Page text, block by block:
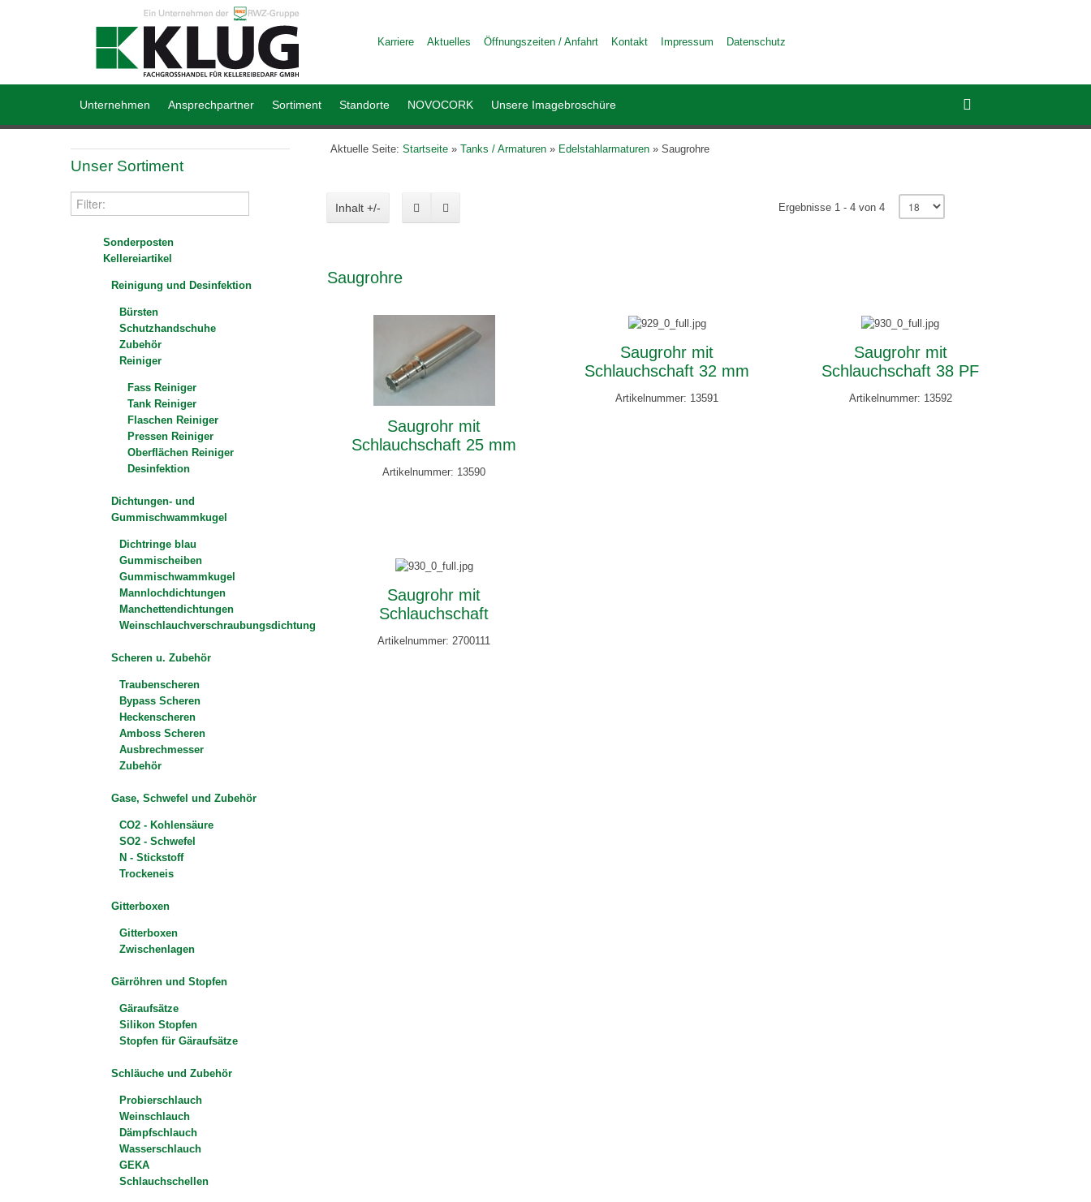
Karriere Aktuelles Öffnungszeiten / Anfahrt Kontakt Impressum Datenschutz
Unternehmen Ansprechpartner Sortiment Standorte NOVOCORK Unsere Imagebroschüre
Unser Sortiment
Sonderposten
Kellereiartikel
Reinigung und Desinfektion
Bürsten
Schutzhandschuhe
Zubehör
Reiniger
Fass Reiniger
Tank Reiniger
Flaschen Reiniger
Pressen Reiniger
Oberflächen Reiniger
Desinfektion
Dichtungen- und
Gummischwammkugel
Dichtringe blau
Gummischeiben
Gummischwammkugel
Mannlochdichtungen
Manchettendichtungen
Weinschlauchverschraubungsdichtung
Scheren u. Zubehör
Traubenscheren
Bypass Scheren
Heckenscheren
Amboss Scheren
Ausbrechmesser
Zubehör
Gase, Schwefel und Zubehör
CO2 - Kohlensäure
SO2 - Schwefel
N - Stickstoff
Trockeneis
Gitterboxen
Gitterboxen
Zwischenlagen
Gärröhren und Stopfen
Gäraufsätze
Silikon Stopfen
Stopfen für Gäraufsätze
Schläuche und Zubehör
Probierschlauch
Weinschlauch
Dämpfschlauch
Wasserschlauch
GEKA
Schlauchschellen
Aktuelle Seite: Startseite » Tanks / Armaturen » Edelstahlarmaturen » Saugrohre
Inhalt +/- Ergebnisse 1 - 4 von 4
Saugrohre
Saugrohr mit
Schlauchschaft 25 mm
Artikelnummer: 13590
Saugrohr mit
Schlauchschaft 32 mm
Artikelnummer: 13591
Saugrohr mit
Schlauchschaft 38 PF
Artikelnummer: 13592
Saugrohr mit
Schlauchschaft
Artikelnummer: 2700111